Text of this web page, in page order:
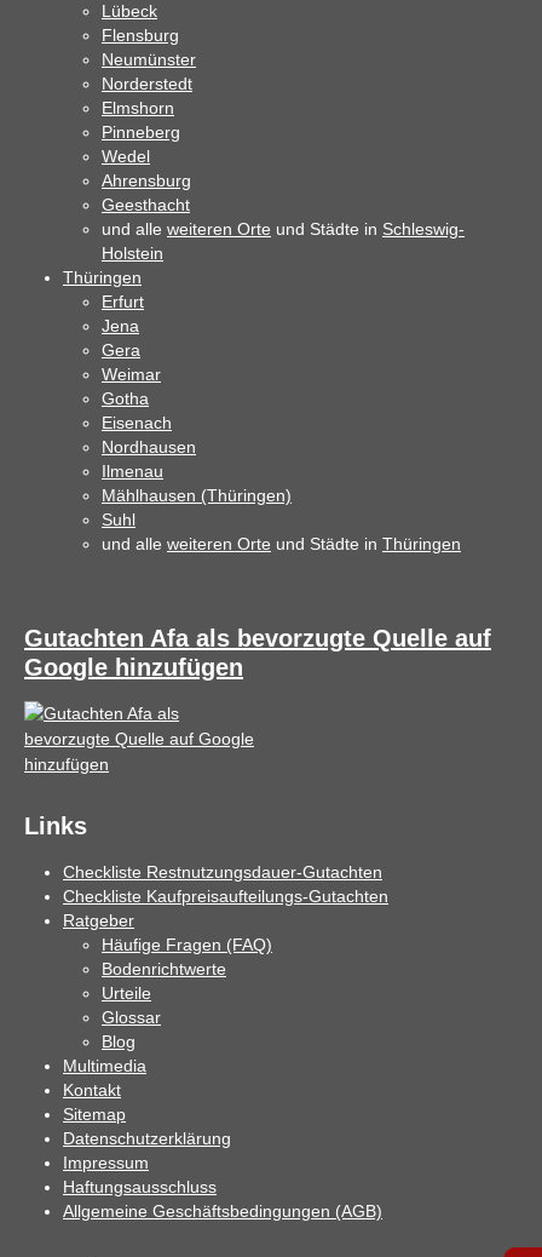
Lübeck
Flensburg
Neumünster
Norderstedt
Elmshorn
Pinneberg
Wedel
Ahrensburg
Geesthacht
und alle weiteren Orte und Städte in Schleswig-
Holstein
Thüringen
Erfurt
Jena
Gera
Weimar
Gotha
Eisenach
Nordhausen
Ilmenau
Mählhausen (Thüringen)
Suhl
und alle weiteren Orte und Städte in Thüringen
Gutachten Afa als bevorzugte Quelle auf
Google hinzufügen
Links
Checkliste Restnutzungsdauer-Gutachten
Checkliste Kaufpreisaufteilungs-Gutachten
Ratgeber
Häufige Fragen (FAQ)
Bodenrichtwerte
Urteile
Glossar
Blog
Multimedia
Kontakt
Sitemap
Datenschutzerklärung
Impressum
Haftungsausschluss
Allgemeine Geschäftsbedingungen (AGB)